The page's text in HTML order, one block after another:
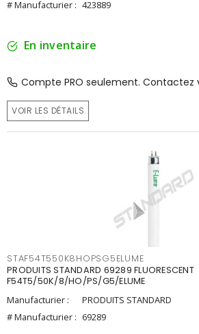
# Manufacturier : 423889
En inventaire
Compte PRO seulement. Contactez
VOIR LES DÉTAILS
STAF54T550K8HOPSG5ELUME
PRODUITS STANDARD 69289 FLUORESCENT
F54T5/50K/8/HO/PS/G5/ELUME
Manufacturier :
PRODUITS STANDARD
# Manufacturier : 69289